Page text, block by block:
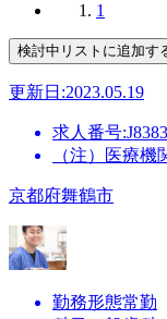
1
更新日:2023.05.19
求人番号:J8383
（注）医療
京都府舞鶴市
勤務形態常勤